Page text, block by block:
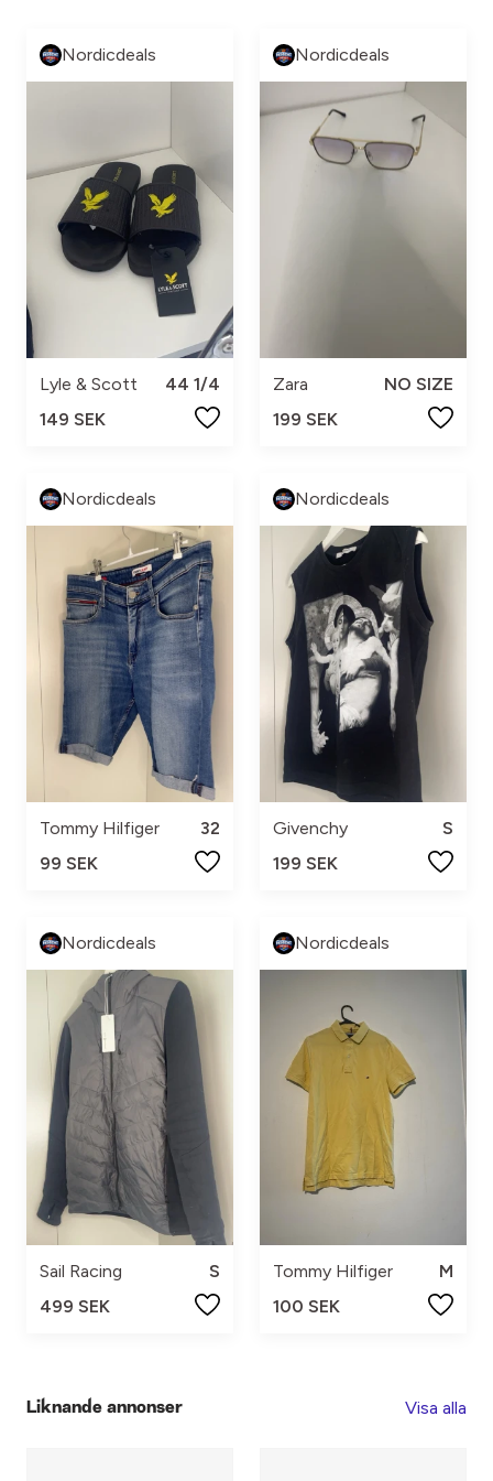
Nordicdeals
Lyle & Scott
44 1/4
149 SEK
Nordicdeals
Zara
NO SIZE
199 SEK
Nordicdeals
Tommy Hilfiger
32
99 SEK
Nordicdeals
Givenchy
S
199 SEK
Nordicdeals
Sail Racing
S
499 SEK
Nordicdeals
Tommy Hilfiger
M
100 SEK
Liknande annonser Visa alla